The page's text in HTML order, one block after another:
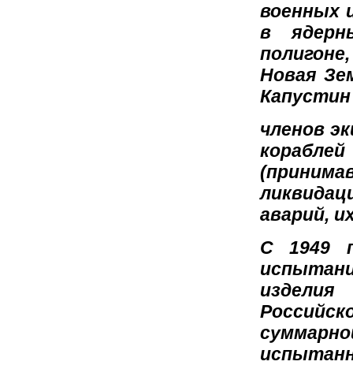
военных
в
Новая
членов
аварий,
С 1949